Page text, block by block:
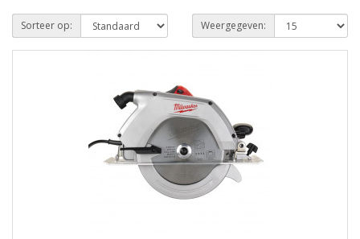
Sorteer op: Weergegeven: